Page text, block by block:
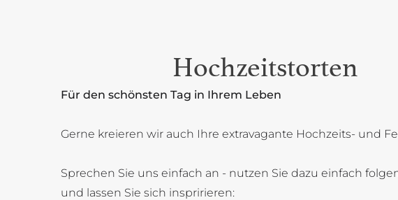
Hochzeitstorten
Für den schönsten Tag in Ihrem Leben
Gerne kreieren wir auch Ihre extravagante Hochzeits- und
Sprechen Sie uns einfach an - nutzen Sie dazu einfach
und lassen Sie sich inspririeren: